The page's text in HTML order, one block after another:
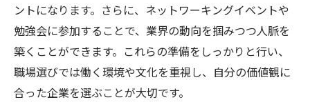
ントになります。さらに、ネットワーキングイベントや
勉強会に参加することで、業界の動向を掴みつつ人脈を
築くことができます。これらの準備をしっかりと行い、
職場選びでは働く環境や文化を重視し、自分の価値観に
合った企業を選ぶことが大切です。